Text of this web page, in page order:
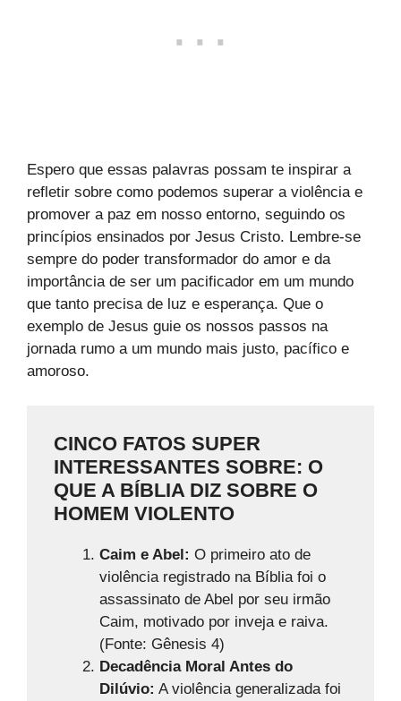
Espero que essas palavras possam te inspirar a
refletir sobre como podemos superar a violência e
promover a paz em nosso entorno, seguindo os
princípios ensinados por Jesus Cristo. Lembre-se
sempre do poder transformador do amor e da
importância de ser um pacificador em um mundo
que tanto precisa de luz e esperança. Que o
exemplo de Jesus guie os nossos passos na
jornada rumo a um mundo mais justo, pacífico e
amoroso.
CINCO FATOS SUPER
INTERESSANTES SOBRE: O
QUE A BÍBLIA DIZ SOBRE O
HOMEM VIOLENTO
Caim e Abel: O primeiro ato de
violência registrado na Bíblia foi o
assassinato de Abel por seu irmão
Caim, motivado por inveja e raiva.
(Fonte: Gênesis 4)
Decadência Moral Antes do
Dilúvio: A violência generalizada foi